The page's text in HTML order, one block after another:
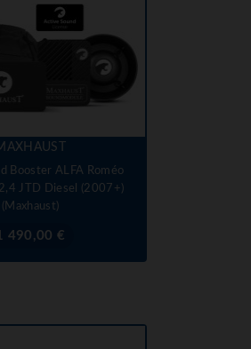
Booster ALFA Roméo
JTD Diesel (2007+)
(Maxhaust)
490,00 €